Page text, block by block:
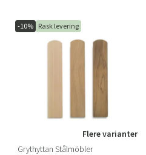
-10% Rask levering
Flere varianter
Grythyttan Stålmöbler